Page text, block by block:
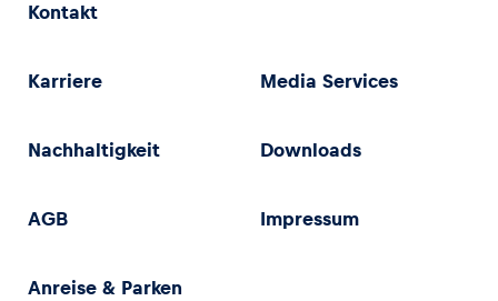
Kontakt
Karriere Media Services
Nachhaltigkeit Downloads
AGB Impressum
Anreise & Parken